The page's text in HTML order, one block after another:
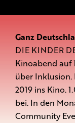
Ganz
DIE KINDER
Kinoabend auf
über Inklusion.
2019 ins Kino.
bei. In den
Community